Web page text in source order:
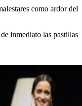
como ardor del
inmediato las pastillas